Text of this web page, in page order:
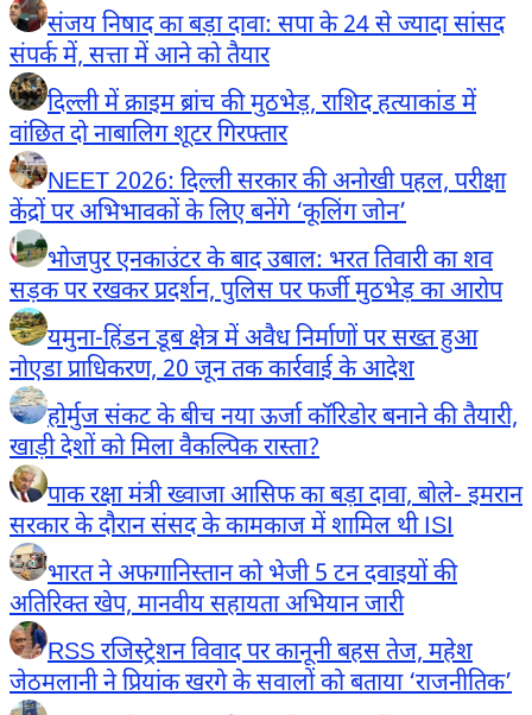
संजय निषाद का बड़ा दावा: सपा के 24 से ज्यादा सांसद
संपर्क में, सत्ता में आने को तैयार
दिल्ली में क्राइम ब्रांच की मुठभेड़, राशिद हत्याकांड में
वांछित दो नाबालिग शूटर गिरफ्तार
NEET 2026: दिल्ली सरकार की अनोखी पहल, परीक्षा
केंद्रों पर अभिभावकों के लिए बनेंगे ‘कूलिंग जोन’
भोजपुर एनकाउंटर के बाद उबाल: भरत तिवारी का शव
सड़क पर रखकर प्रदर्शन, पुलिस पर फर्जी मुठभेड़ का आरोप
यमुना-हिंडन डूब क्षेत्र में अवैध निर्माणों पर सख्त हुआ
नोएडा प्राधिकरण, 20 जून तक कार्रवाई के आदेश
होर्मुज संकट के बीच नया ऊर्जा कॉरिडोर बनाने की तैयारी,
खाड़ी देशों को मिला वैकल्पिक रास्ता?
पाक रक्षा मंत्री ख्वाजा आसिफ का बड़ा दावा, बोले- इमरान
सरकार के दौरान संसद के कामकाज में शामिल थी ISI
भारत ने अफगानिस्तान को भेजी 5 टन दवाइयों की
अतिरिक्त खेप, मानवीय सहायता अभियान जारी
RSS रजिस्ट्रेशन विवाद पर कानूनी बहस तेज, महेश
जेठमलानी ने प्रियांक खरगे के सवालों को बताया ‘राजनीतिक’